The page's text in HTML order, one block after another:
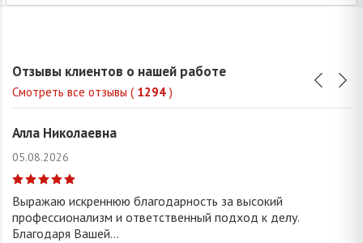
Отзывы клиентов о нашей работе
Смотреть все отзывы ( 1294 )
Алла Николаевна
05.08.2026
Выражаю искреннюю благодарность за высокий
профессионализм и ответственный подход к делу.
Благодаря Вашей...